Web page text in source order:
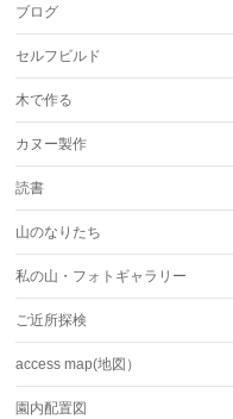
ブログ
セルフビルド
木で作る
カヌー製作
読書
山のなりたち
私の山・フォトギャラリー
ご近所探検
access map(地図）
園内配置図